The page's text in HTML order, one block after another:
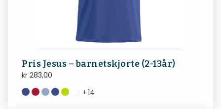
Pris Jesus – barnetskjorte (2-13år)
kr 283,00
+14